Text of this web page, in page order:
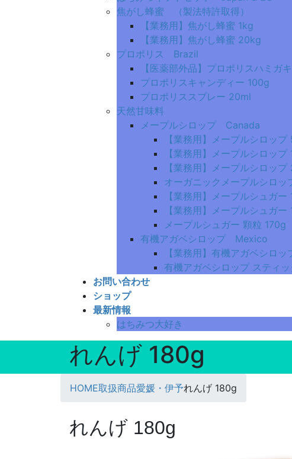
焦がし蜂蜜 （製法特許取得）
【業務用】焦がし蜂蜜 1kg
【業務用】焦がし蜂蜜 20kg
プロポリス Brazil
【医薬部外品】プロポリスハミガ
プロポリスキャンディー 100g
プロポリススプレー 20ml
天然甘味料
メープルシロップ Canada
【業務用】メープルシロッ
【業務用】メープルシロップ
【業務用】メープルシロッ
オーガニックメープルシロッ
【業務用】メープルシュガー
【業務用】メープルシュガー
メープルシュガー 顆粒 170g
有機アガベシロップ Mexico
【業務用】有機アガベシロ
有機アガベシロップ スティ
お問い合わせ
ショップ
最新情報
はちみつ大好き
れんげ 180g
HOME取扱商品愛媛・伊予れんげ 180g
れんげ 180g